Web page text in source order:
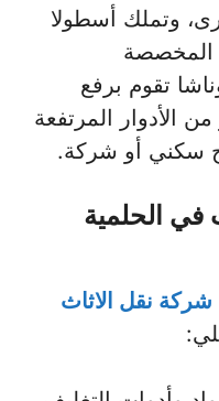
وتملك أسطولا
المخصصة
تقوم برفع
الأدوار المرتفعة
سكني أو شركة.
الحلمية
شركة نقل الاثاث